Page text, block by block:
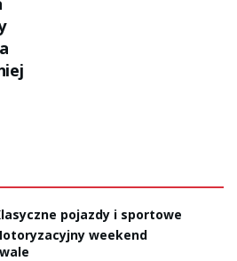
pojazdy i sportowe
weekend